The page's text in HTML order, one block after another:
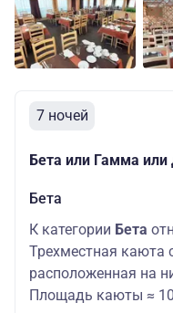
7 ночей
Бета или Гамма или
Бета
К категории Бета
Трехместная каюта
расположенная на
Площадь каюты ≈